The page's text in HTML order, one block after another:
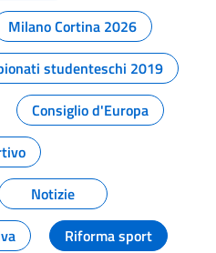
Milano Cortina 2026
studenteschi 2019
Consiglio d'Europa
Notizie
Riforma sport